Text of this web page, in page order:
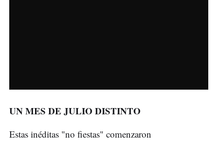
UN MES DE JULIO DISTINTO
Estas inéditas "no fiestas" comenzaron